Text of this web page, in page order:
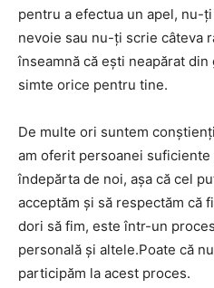
pentru a efectua un apel, nu-
nevoie sau nu-ți scrie câteva
înseamnă că ești neapărat
simte orice pentru tine.
De multe ori suntem
am oferit persoanei
îndepărta de noi, așa că cel
acceptăm și să respectăm că
dori să fim, este într-un
personală și altele.Poate că
participăm la acest proces.